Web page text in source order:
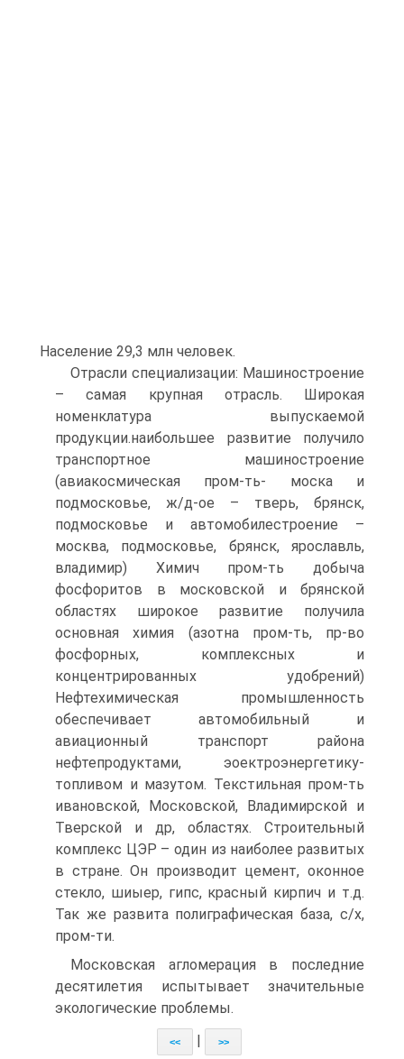
Население 29,3 млн человек.
Отрасли специализации: Машиностроение
– самая крупная отрасль. Широкая
номенклатура выпускаемой
продукции.наибольшее развитие получило
транспортное машиностроение
(авиакосмическая пром-ть- моска и
подмосковье, ж/д-ое – тверь, брянск,
подмосковье и автомобилестроение –
москва, подмосковье, брянск, ярославль,
владимир) Химич пром-ть добыча
фосфоритов в московской и брянской
областях широкое развитие получила
основная химия (азотна пром-ть, пр-во
фосфорных, комплексных и
концентрированных удобрений)
Нефтехимическая промышленность
обеспечивает автомобильный и
авиационный транспорт района
нефтепродуктами, эоектроэнергетику-
топливом и мазутом. Текстильная пром-ть
ивановской, Московской, Владимирской и
Тверской и др, областях. Строительный
комплекс ЦЭР – один из наиболее развитых
в стране. Он производит цемент, оконное
стекло, шиыер, гипс, красный кирпич и т.д.
Так же развита полиграфическая база, с/х,
пром-ти.
Московская агломерация в последние
десятилетия испытывает значительные
экологические проблемы.
<< >>